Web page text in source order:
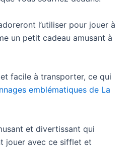
l’utiliser pour jouer à
un petit cadeau amusant à
facile à transporter, ce qui
emblématiques de La
et divertissant qui
jouer avec ce sifflet et